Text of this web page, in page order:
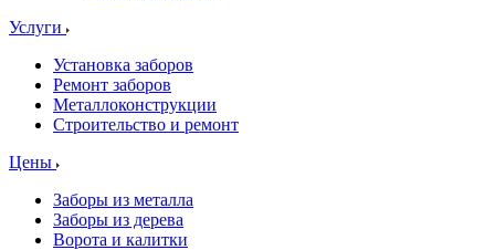
Услуги
Установка заборов
Ремонт заборов
Металлоконструкции
Строительство и ремонт
Цены
Заборы из металла
Заборы из дерева
Ворота и калитки